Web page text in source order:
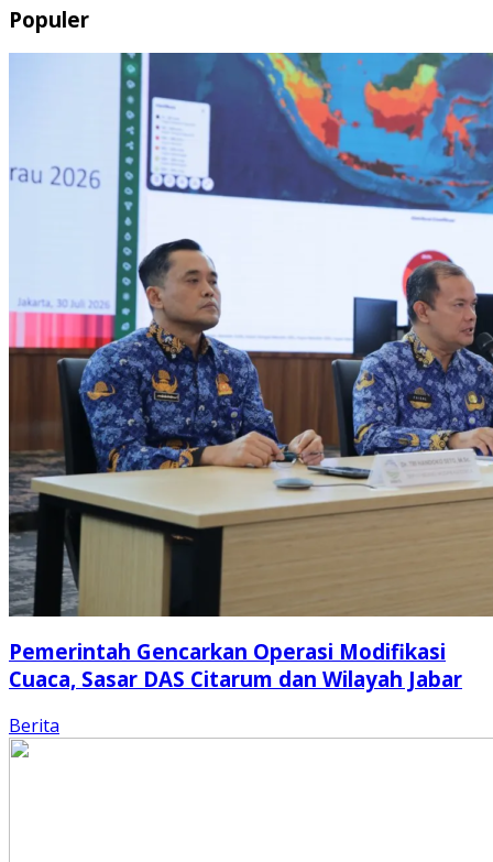
Populer
Pemerintah Gencarkan Operasi Modifikasi
Cuaca, Sasar DAS Citarum dan Wilayah Jabar
Berita